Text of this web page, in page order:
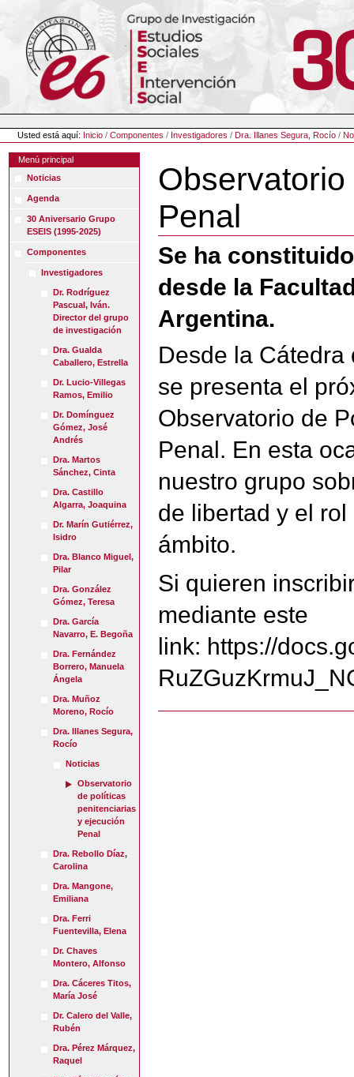
contenido.
navegación
Herramientas
Personales
Usted está aquí: Inicio /Componentes / Investigadores /Dra. Illanes Segura, Rocío /
Menú principal
Noticias
Agenda
30 Aniversario Grupo
ESEIS (1995-2025)
Componentes
Investigadores
Dr. Rodríguez
Pascual, Iván.
Director del grupo
de investigación
Dra. Gualda
Caballero, Estrella
Dr. Lucio-Villegas
Ramos, Emilio
Dr. Domínguez
Gómez, José
Andrés
Dra. Martos
Sánchez, Cinta
Dra. Castillo
Algarra, Joaquina
Dr. Marín Gutiérrez,
Isidro
Dra. Blanco Miguel,
Pilar
Dra. González
Gómez, Teresa
Dra. García
Navarro, E. Begoña
Dra. Fernández
Borrero, Manuela
Ángela
Dra. Muñoz
Moreno, Rocío
Dra. Illanes Segura,
Rocío
Noticias
Observatorio
de políticas
penitenciarias
y ejecución
Penal
Dra. Rebollo Díaz,
Carolina
Dra. Mangone,
Emiliana
Dra. Ferri
Fuentevilla, Elena
Dr. Chaves
Montero, Alfonso
Dra. Cáceres Titos,
María José
Dr. Calero del Valle,
Rubén
Dra. Pérez Márquez,
Raquel
Penal
Se ha
desde la
Argentina.
Desde la
se presenta el
Observatorio de
Penal. En esta
nuestro grupo
de libertad y el
ámbito.
Si quieren
mediante este
link: https://